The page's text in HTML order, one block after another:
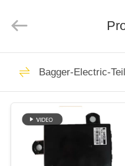
HAUS
PRODUKTE
ÜBER
UNS
Co.,
Reserved.
Bagger
Motor
Bagger-Electric-